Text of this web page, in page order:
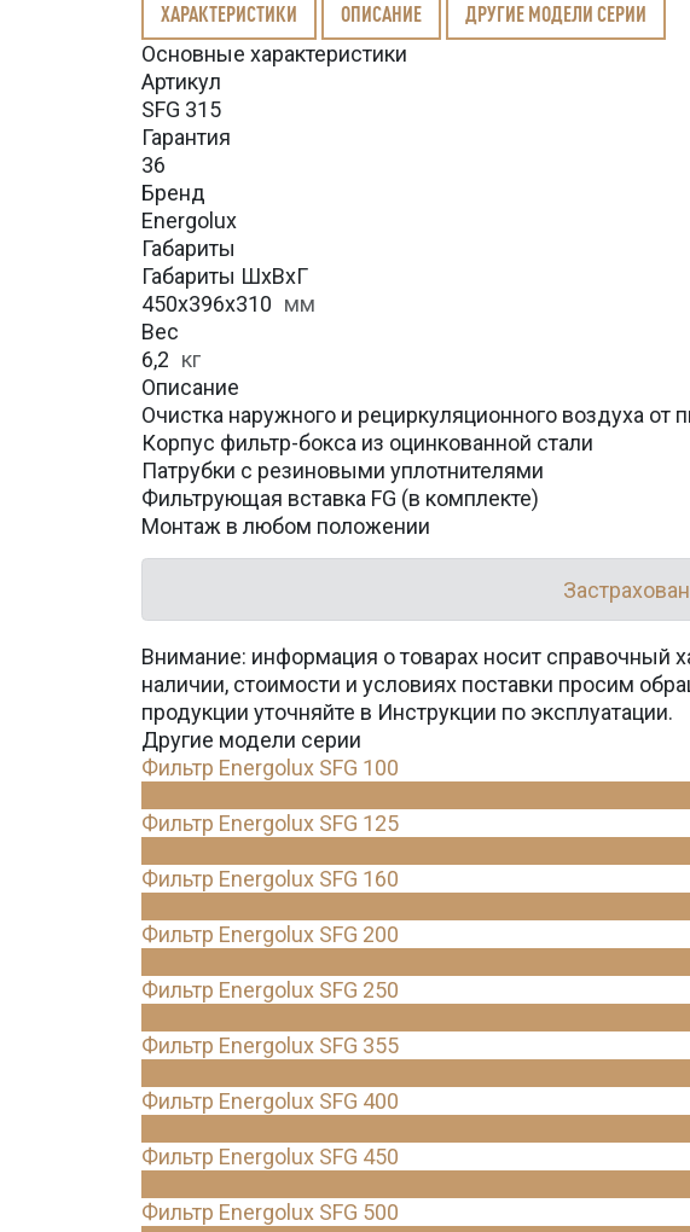
ХАРАКТЕРИСТИКИ ОПИСАНИЕ ДРУГИЕ МОДЕЛИ СЕРИИ
Основные характеристики
Артикул
SFG 315
Гарантия
36
Бренд
Energolux
Габариты
Габариты ШхВхГ
450x396x310 мм
Вес
6,2 кг
Описание
Очистка наружного и рециркуляционного воздуха от
Корпус фильтр-бокса из оцинкованной стали
Патрубки с резиновыми уплотнителями
Фильтрующая вставка FG (в комплекте)
Монтаж в любом положении
Внимание: информация о товарах носит справочный
наличии, стоимости и условиях поставки просим
продукции уточняйте в Инструкции по эксплуатации.
Другие модели серии
Фильтр Energolux SFG 100
Фильтр Energolux SFG 125
Фильтр Energolux SFG 160
Фильтр Energolux SFG 200
Фильтр Energolux SFG 250
Фильтр Energolux SFG 355
Фильтр Energolux SFG 400
Фильтр Energolux SFG 450
Фильтр Energolux SFG 500